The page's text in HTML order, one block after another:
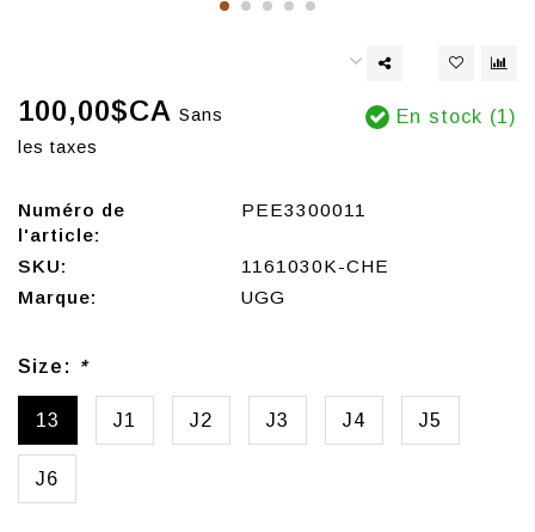
100,00$CA Sans
les taxes
En stock (1)
Numéro de
l'article:
PEE3300011
SKU:
1161030K-CHE
Marque:
UGG
Size: *
13 J1 J2 J3 J4 J5
J6